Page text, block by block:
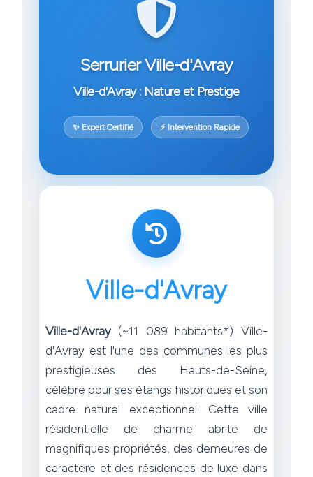
Serrurier Ville-d'Avray
Ville-d'Avray : Nature et Prestige
✨ Expert Certifié ⚡ Intervention Rapide
Ville-d'Avray
Ville-d'Avray(~11 089 habitants*) Ville-
d'Avray est l'une des communes les plus
prestigieuses des Hauts-de-Seine,
célèbre pour ses étangs historiques et son
cadre naturel exceptionnel. Cette ville
résidentielle de charme abrite de
magnifiques propriétés, des demeures de
caractère et des résidences de luxe dans